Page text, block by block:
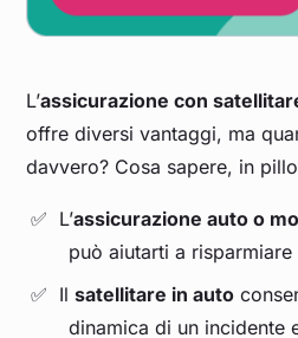
L’assicurazione con
offre diversi vantaggi, ma
davvero? Cosa sapere, in
L’assicurazione auto o
può aiutarti a
Il satellitare in auto
dinamica di un incidente